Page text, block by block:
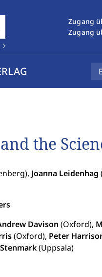
Zugang
Zugang
the
Joanna Leidenhag
Davison (Oxford),
(Oxford), Peter
(Uppsala)